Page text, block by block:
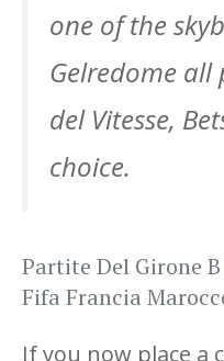
one of the
Gelredome
del Vitesse,
choice.
Partite Del Girone
Fifa Francia
If you now place a